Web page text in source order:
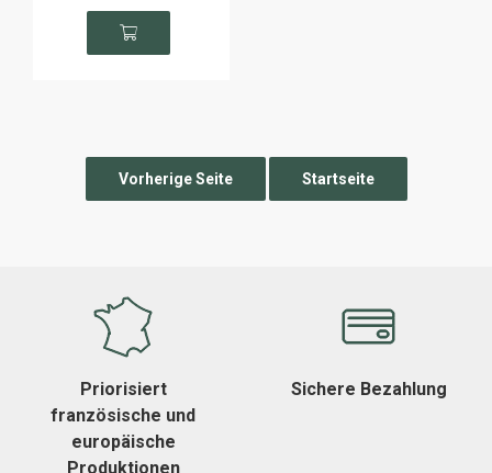
Priorisiert
französische und
europäische
Produktionen
Sichere Bezahlung